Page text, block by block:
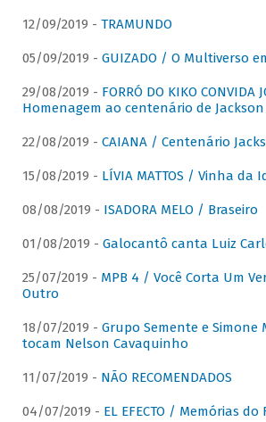
12/09/2019 - TRAMUNDO
05/09/2019 - GUIZADO / O Multiverso
29/08/2019 - FORRÓ DO KIKO CONVIDA
Homenagem ao centenário de
22/08/2019 - CAIANA / Centenário
15/08/2019 - LÍVIA MATTOS / Vinha da
08/08/2019 - ISADORA MELO / Braseiro
01/08/2019 - Galocantô canta Luiz
25/07/2019 - MPB 4 / Você Corta Um
Outro
18/07/2019 - Grupo Semente e Simone
tocam Nelson Cavaquinho
11/07/2019 - NÃO RECOMENDADOS
04/07/2019 - EL EFECTO / Memórias do